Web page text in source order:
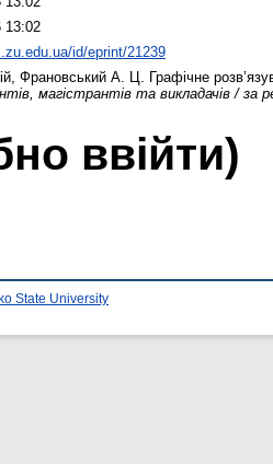
13:02
id/eprint/21239
, Франовський А. Ц. Графічне
магістрантів та викладачів / за
ввійти)
State University